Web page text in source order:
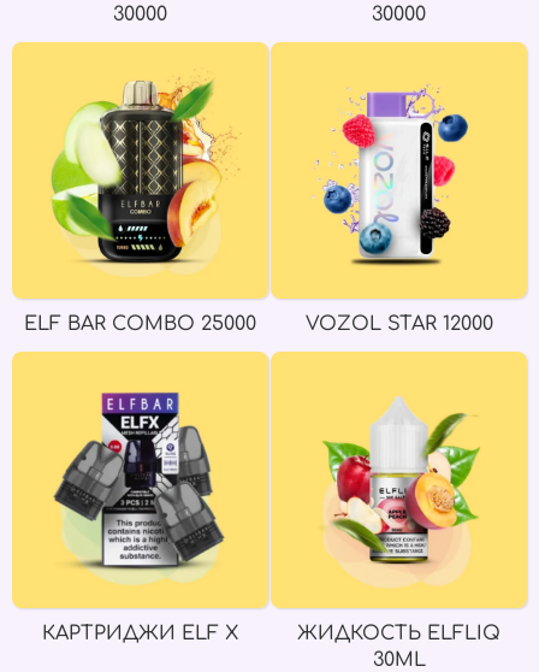
30000
30000
ELF BAR COMBO 25000 VOZOL STAR 12000
КАРТРИДЖИ ELF X
ЖИДКОСТЬ ELFLIQ
30ML